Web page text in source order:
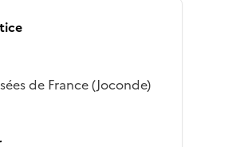
de France (Joconde)